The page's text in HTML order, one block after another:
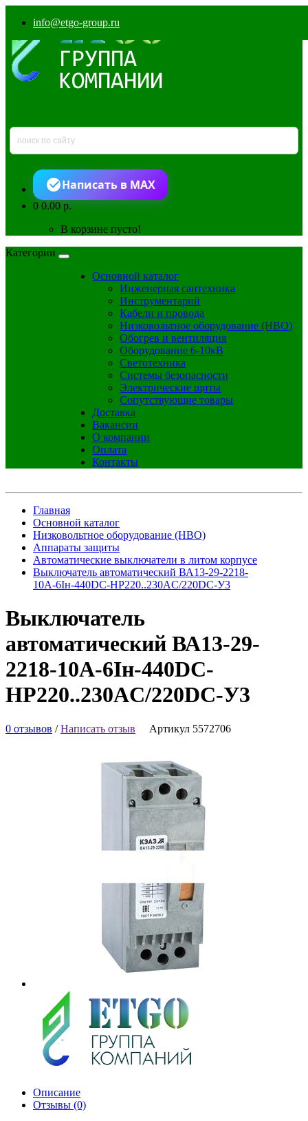
info@etgo-group.ru
Написать в MAX
00.00 р.
В корзине пусто!
Категории
Основной каталог
Инженерная сантехника
Инструментарий
Кабели и провода
Низковольтное оборудование (НВО)
Обогрев и вентиляция
Оборудование 6-10кВ
Светотехника
Системы безопасности
Электрические щиты
Сопутствующие товары
Доставка
Вакансии
О компании
Оплата
Контакты
Главная
Основной каталог
Низковольтное оборудование (НВО)
Аппараты защиты
Автоматические выключатели в литом корпусе
Выключатель автоматический ВА13-29-2218-
10А-6Iн-440DC-НР220..230AC/220DC-У3
Выключатель
автоматический ВА13-29-
2218-10А-6Iн-440DC-
НР220..230AC/220DC-У3
0 отзывов /Написать отзыв Артикул 5572706
Описание
Отзывы (0)